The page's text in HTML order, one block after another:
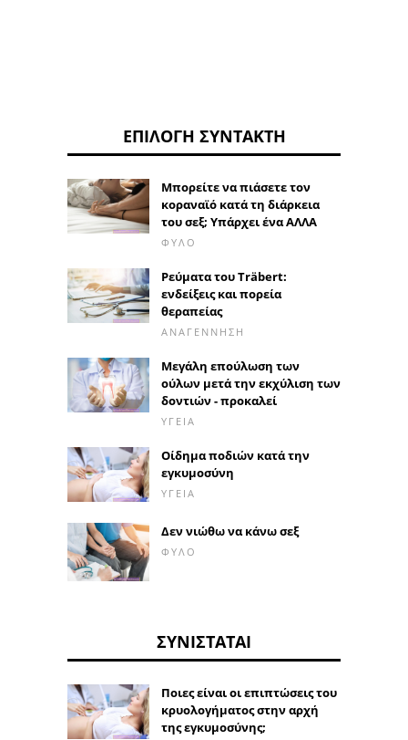
ΕΠΙΛΟΓΉ ΣΥΝΤΆΚΤΗ
Μπορείτε να πιάσετε τον
κοραναϊό κατά τη διάρκεια
του σεξ; Υπάρχει ένα ΑΛΛΑ
ΦΎΛΟ
Ρεύματα του Träbert:
ενδείξεις και πορεία
θεραπείας
ΑΝΑΓΈΝΝΗΣΗ
Μεγάλη επούλωση των
ούλων μετά την εκχύλιση των
δοντιών - προκαλεί
ΥΓΕΊΑ
Οίδημα ποδιών κατά την
εγκυμοσύνη
ΥΓΕΊΑ
Δεν νιώθω να κάνω σεξ
ΦΎΛΟ
ΣΥΝΙΣΤΆΤΑΙ
Ποιες είναι οι επιπτώσεις του
κρυολογήματος στην αρχή
της εγκυμοσύνης;